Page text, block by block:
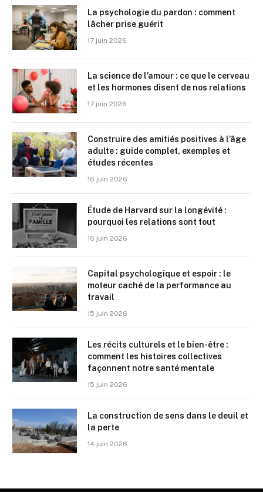
La psychologie du pardon : comment
lâcher prise guérit
17 juin 2026
La science de l’amour : ce que le cerveau
et les hormones disent de nos relations
17 juin 2026
Construire des amitiés positives à l’âge
adulte : guide complet, exemples et
études récentes
16 juin 2026
Étude de Harvard sur la longévité :
pourquoi les relations sont tout
16 juin 2026
Capital psychologique et espoir : le
moteur caché de la performance au
travail
15 juin 2026
Les récits culturels et le bien-être :
comment les histoires collectives
façonnent notre santé mentale
15 juin 2026
La construction de sens dans le deuil et
la perte
14 juin 2026